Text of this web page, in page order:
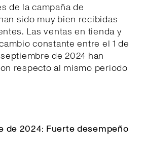
de la campaña de
sido muy bien recibidas
Las ventas en tienda y
constante entre el 1 de
de 2024 han
respecto al mismo periodo
de 2024: Fuerte desempeño